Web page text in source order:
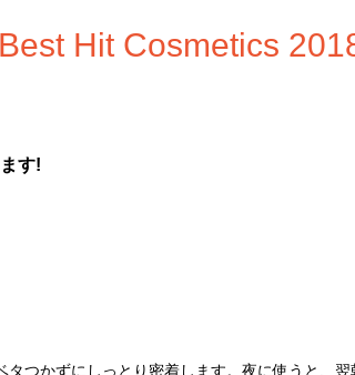
Hit Cosmetics
す!
タつかずにしっとり密着します。夜に使うと、